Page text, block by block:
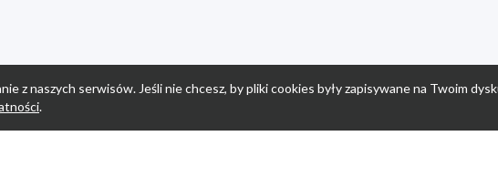
z naszych serwisów. Jeśli nie chcesz, by pliki cookies były zapisywane na Twoim
.